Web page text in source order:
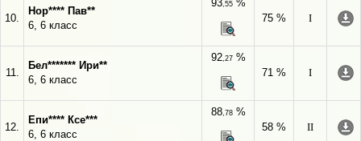
10.
Нор**** Пав**
6, 6 класс
93,55%
75 %
I
11.
Бел******* Ири**
6, 6 класс
92,27%
71 %
I
12.
Епи**** Ксе***
6, 6 класс
88,78%
58 %
II